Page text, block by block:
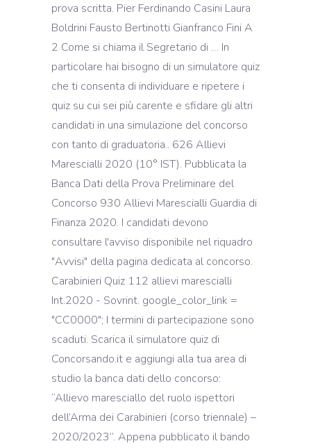
prova scritta. Pier Ferdinando Casini Laura
Boldrini Fausto Bertinotti Gianfranco Fini A
2 Come si chiama il Segretario di … In
particolare hai bisogno di un simulatore quiz
che ti consenta di individuare e ripetere i
quiz su cui sei più carente e sfidare gli altri
candidati in una simulazione del concorso
con tanto di graduatoria.. 626 Allievi
Marescialli 2020 (10° IST). Pubblicata la
Banca Dati della Prova Preliminare del
Concorso 930 Allievi Marescialli Guardia di
Finanza 2020. I candidati devono
consultare l'avviso disponibile nel riquadro
"Avvisi" della pagina dedicata al concorso.
Carabinieri Quiz 112 allievi marescialli
Int.2020 - Sovrint. google_color_link =
"CC0000"; I termini di partecipazione sono
scaduti. Scarica il simulatore quiz di
Concorsando.it e aggiungi alla tua area di
studio la banca dati dello concorso:
“Allievo maresciallo del ruolo ispettori
dell’Arma dei Carabinieri (corso triennale) –
2020/2023”. Appena pubblicato il bando